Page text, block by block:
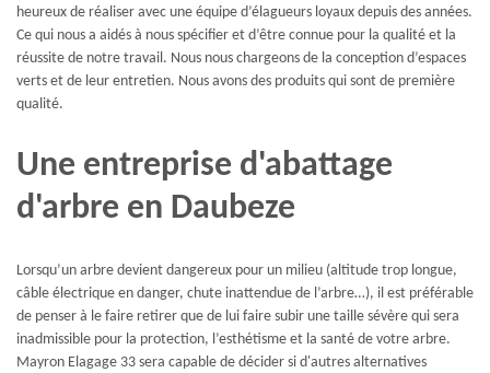
heureux de réaliser avec une équipe d’élagueurs loyaux depuis des années.
Ce qui nous a aidés à nous spécifier et d’être connue pour la qualité et la
réussite de notre travail. Nous nous chargeons de la conception d’espaces
verts et de leur entretien. Nous avons des produits qui sont de première
qualité.
Une entreprise d'abattage
d'arbre en Daubeze
Lorsqu’un arbre devient dangereux pour un milieu (altitude trop longue,
câble électrique en danger, chute inattendue de l’arbre…), il est préférable
de penser à le faire retirer que de lui faire subir une taille sévère qui sera
inadmissible pour la protection, l’esthétisme et la santé de votre arbre.
Mayron Elagage 33 sera capable de décider si d'autres alternatives